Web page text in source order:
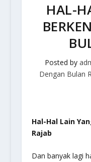
HAL-
Posted by
Dengan Bulan
Hal-Hal Lain
Rajab
Dan banyak lagi